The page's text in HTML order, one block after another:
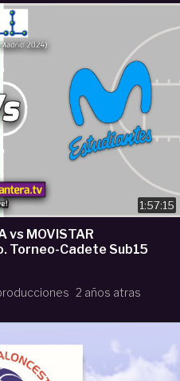
1:57:15
vs MOVISTAR
Torneo-Cadete Sub15
2 años atras